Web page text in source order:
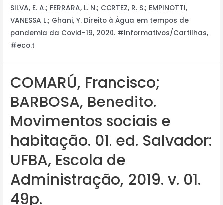
SILVA, E. A.; FERRARA, L. N.; CORTEZ, R. S.; EMPINOTTI,
VANESSA L.; Ghani, Y. Direito à Água em tempos de
pandemia da Covid-19, 2020. #Informativos/Cartilhas,
#eco.t
COMARÚ, Francisco;
BARBOSA, Benedito.
Movimentos sociais e
habitação. 01. ed. Salvador:
UFBA, Escola de
Administração, 2019. v. 01.
49p.